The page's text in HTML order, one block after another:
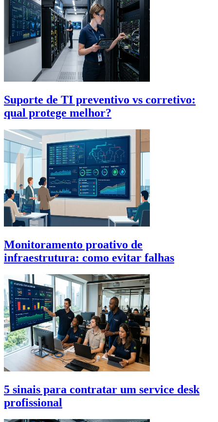
Suporte de TI preventivo vs corretivo:
qual protege melhor?
Monitoramento proativo de
infraestrutura: como evitar falhas
5 sinais para contratar um service desk
profissional